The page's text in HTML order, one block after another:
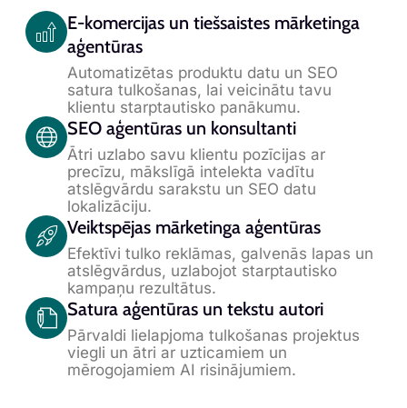
E-komercijas un tiešsaistes mārketinga
aģentūras
Automatizētas produktu datu un SEO
satura tulkošanas, lai veicinātu tavu
klientu starptautisko panākumu.
SEO aģentūras un konsultanti
Ātri uzlabo savu klientu pozīcijas ar
precīzu, mākslīgā intelekta vadītu
atslēgvārdu sarakstu un SEO datu
lokalizāciju.
Veiktspējas mārketinga aģentūras
Efektīvi tulko reklāmas, galvenās lapas un
atslēgvārdus, uzlabojot starptautisko
kampaņu rezultātus.
Satura aģentūras un tekstu autori
Pārvaldi lielapjoma tulkošanas projektus
viegli un ātri ar uzticamiem un
mērogojamiem AI risinājumiem.